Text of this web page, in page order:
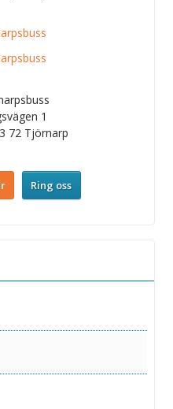
1
72 Tjörnarp
Ring oss